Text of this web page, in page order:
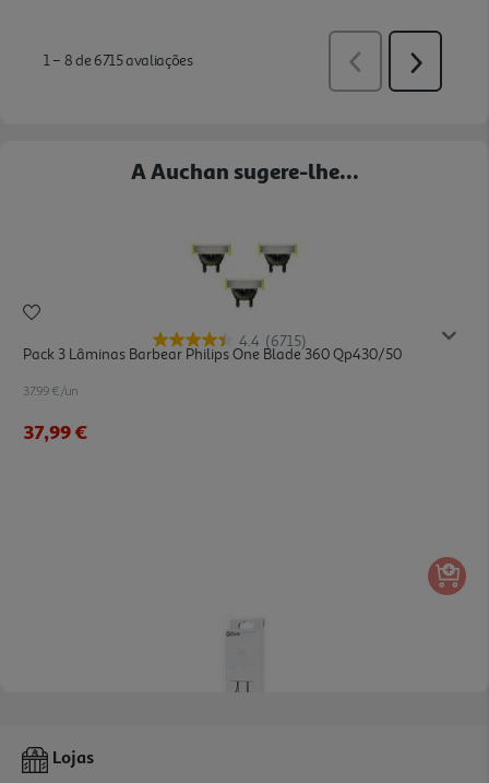
A Auchan sugere-lhe...
4.4 (6715)
Pack 3 Lâminas Barbear Philips One Blade 360 Qp430/50
37.99 €/un
37,99 €
Adaptador Qilive G4217931 2 Rca M-Jack 35mm F
Lojas